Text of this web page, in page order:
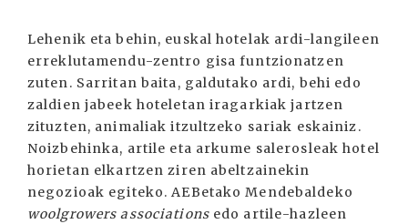
Lehenik eta behin, euskal hotelak ardi-langileen
erreklutamendu-zentro gisa funtzionatzen
zuten. Sarritan baita, galdutako ardi, behi edo
zaldien jabeek hoteletan iragarkiak jartzen
zituzten, animaliak itzultzeko sariak eskainiz.
Noizbehinka, artile eta arkume salerosleak hotel
horietan elkartzen ziren abeltzainekin
negozioak egiteko. AEBetako Mendebaldeko
woolgrowers associationsedo artile-hazleen